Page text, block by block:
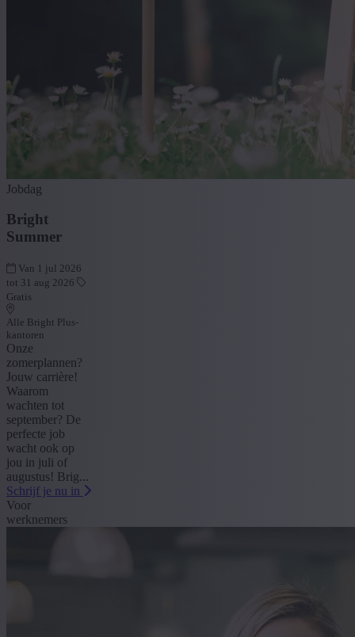
Jobdag
Bright
Summer
Van 1 jul 2026
tot 31 aug 2026
Gratis
Alle Bright Plus-
kantoren
Onze
zomerplannen?
Jouw carrière!
Waarom
wachten tot
september? De
perfecte job
wacht ook op
jou in juli of
augustus! Brig...
Schrijf je nu in
Voor
werknemers